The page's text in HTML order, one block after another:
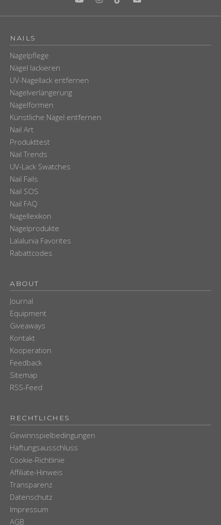
NAILS
Nagelpflege
Nägel lackieren
UV-Nagellack entfernen
Nagelverlängerung
Nagelformen
Künstliche Nägel entfernen
Nail Art
Produkttest
Nail Trends
UV-Lack Swatches
Nail Fails
Nail SOS
Nail FAQ
Nagellexikon
Nagelprodukte
Lalalunia Favorites
Rabattcodes
ABOUT
Journal
Equipment
Giveaways
Kontakt
Kooperation
Feedback
Sitemap
RSS-Feed
RECHTLICHES
Gewinnspielbedingungen
Haftungsausschluss
Cookie-Richtlinie
Affiliate-Hinweis
Transparenz
Datenschutz
Impressum
AGB